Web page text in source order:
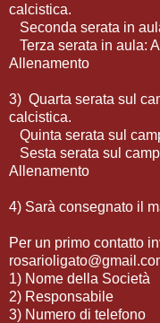
calcistica.
Seconda serata in
Terza serata in aula:
Allenamento
3) Quarta serata sul
calcistica.
Quinta serata sul
Sesta serata sul
Allenamento
4) Sarà consegnato il
Per un primo contatto
1) Nome della Società
2) Responsabile
3) Numero di telefono